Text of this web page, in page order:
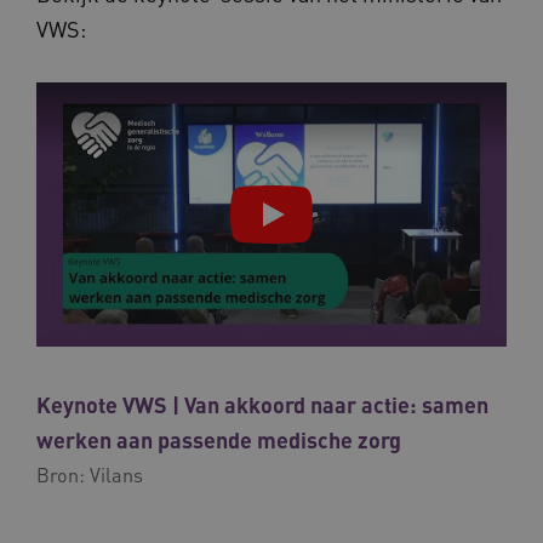
VWS:
Keynote VWS | Van akkoord naar actie: samen
werken aan passende medische zorg
Bron: Vilans